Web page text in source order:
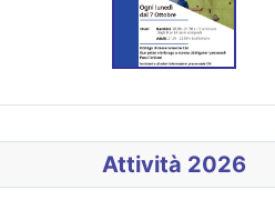
Attività 2026